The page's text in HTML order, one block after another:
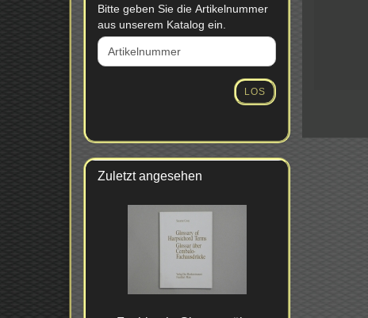
BITTE
GEBEN
SIE
DIE
Bitte geben Sie die Artikelnummer
aus unserem Katalog ein.
LOS
Zuletzt angesehen